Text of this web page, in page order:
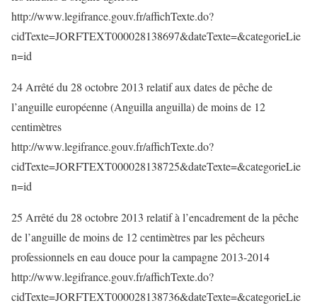
http://www.legifrance.gouv.fr/affichTexte.do?
cidTexte=JORFTEXT000028138697&dateTexte=&categorieLie
n=id
24 Arrêté du 28 octobre 2013 relatif aux dates de pêche de
l’anguille européenne (Anguilla anguilla) de moins de 12
centimètres
http://www.legifrance.gouv.fr/affichTexte.do?
cidTexte=JORFTEXT000028138725&dateTexte=&categorieLie
n=id
25 Arrêté du 28 octobre 2013 relatif à l’encadrement de la pêche
de l’anguille de moins de 12 centimètres par les pêcheurs
professionnels en eau douce pour la campagne 2013-2014
http://www.legifrance.gouv.fr/affichTexte.do?
cidTexte=JORFTEXT000028138736&dateTexte=&categorieLie